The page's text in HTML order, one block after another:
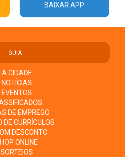
BAIXAR APP
GUIA
A CIDADE
NOTÍCIAS
EVENTOS
DE EMPREGO
DE CURRÍCULOS
DESCONTO
ONLINE
SORTEIOS